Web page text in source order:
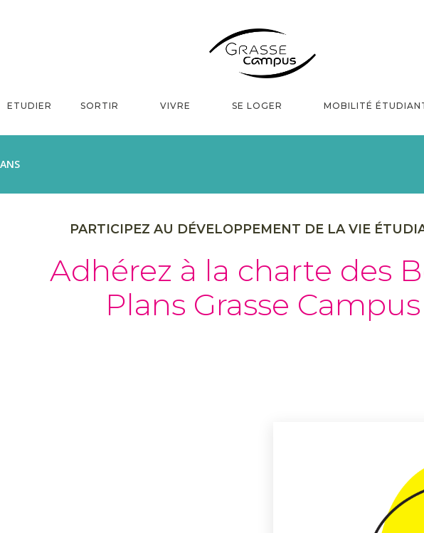
ETUDIER SORTIR VIVRE SE LOGER MOBILITÉ
PARTICIPEZ AU DÉVELOPPEMENT DE LA VIE
Adhérez à la charte des
Plans Grasse Campus